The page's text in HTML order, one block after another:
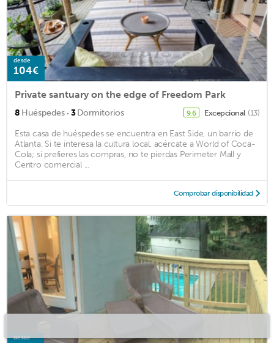
desde
104€
Private santuary on the edge of Freedom Park
8 Huéspedes · 3Dormitorios 9.6 Excepcional (13)
Esta casa de huéspedes se encuentra en East Side, un barrio de
Atlanta. Si te interesa la cultura local, acércate a World of Coca-
Cola; si prefieres las compras, no te pierdas Perimeter Mall y
Centro comercial ...
Comprobar disponibilidad
desde